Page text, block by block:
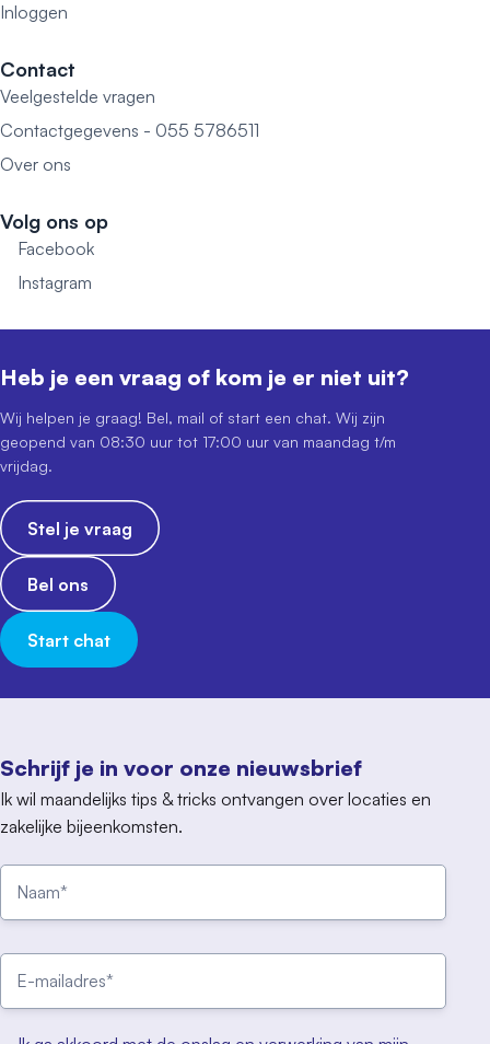
Inloggen
Contact
Veelgestelde vragen
Contactgegevens - 055 5786511
Over ons
Volg ons op
Facebook
Instagram
Schrijf je in voor onze nieuwsbrief
Ik wil maandelijks tips & tricks ontvangen over locaties en
zakelijke bijeenkomsten.
Heb je een vraag of kom je er niet uit?
Wij helpen je graag! Bel, mail of start een chat. Wij zijn
geopend van 08:30 uur tot 17:00 uur van maandag t/m
vrijdag.
Stel je vraag
Bel ons
Start chat